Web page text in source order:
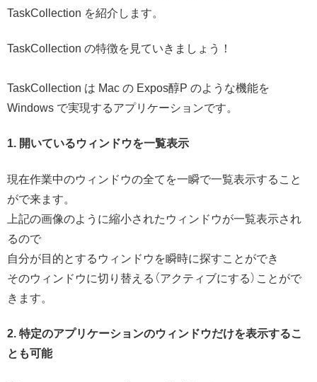
TaskCollection を紹介します。
TaskCollection の特徴を見ていきましょう！
TaskCollection は Mac の Expos醇P のような機能を
Windows で実現するアプリケーションです。
1. 開いているウィンドウを一覧表示
現在作業中のウィンドウの全てを一瞬で一覧表示すること
がで来ます。
上記の画像のように縮小されたウィンドウが一覧表示され
るので
自分が目的とするウィンドウを瞬時に探すことができ
そのウィンドウに切り替える（アクティブにする）ことがで
きます。
2. 特定のアプリケーションのウィンドウだけを表示するこ
とも可能